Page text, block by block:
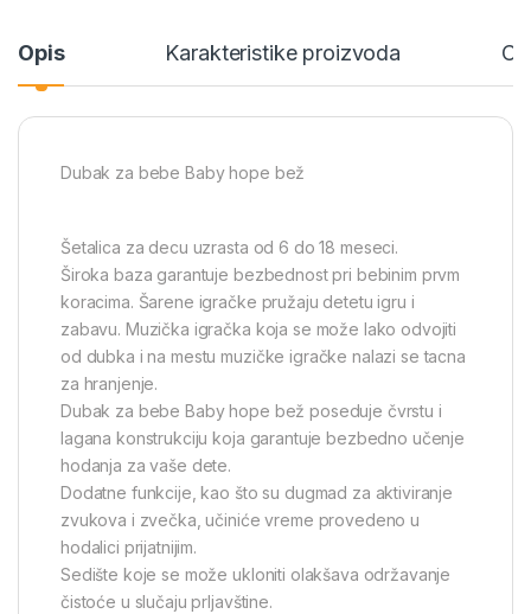
Opis Karakteristike proizvoda
Dubak za bebe Baby hope bež
Šetalica za decu uzrasta od 6 do 18 meseci.
Široka baza garantuje bezbednost pri bebinim prvm
koracima. Šarene igračke pružaju detetu igru i
zabavu. Muzička igračka koja se može lako odvojiti
od dubka i na mestu muzičke igračke nalazi se tacna
za hranjenje.
Dubak za bebe Baby hope bež poseduje čvrstu i
lagana konstrukciju koja garantuje bezbedno učenje
hodanja za vaše dete.
Dodatne funkcije, kao što su dugmad za aktiviranje
zvukova i zvečka, učiniće vreme provedeno u
hodalici prijatnijim.
Sedište koje se može ukloniti olakšava održavanje
čistoće u slučaju prljavštine.